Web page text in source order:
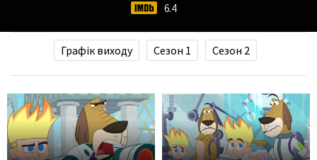
6.4
Графік виходу Сезон 1 Сезон 2